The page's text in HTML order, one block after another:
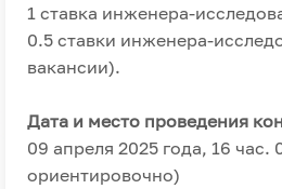
1 ставка инженера-
0.5 ставки инженера-
вакансии).
Дата и место проведения
09 апреля 2025 года, 16
ориентировочно)